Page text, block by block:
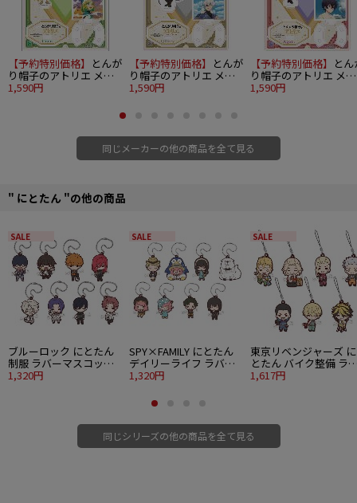
【予約特別価格】 とんが
り帽子のアトリエ メモ
リアルアクリルスタンド
1,590円
【予約特別価格】 とんが
り帽子のアトリエ メモ
リアルアクリルスタンド
1,590円
【予約特別価格】 と
り帽子のアトリエ メモ
リアルアクリルスタン
1,590円
同じメーカーの他の商品を全て見る
" にとたん "の他の商品
SALE
ブルーロック にとたん
制服 ラバーマスコット 8
個入り1BOX
1,320円
SALE
SPY×FAMILY にとたん
デイリーライフ ラバー
マスコット 8個入り
1,320円
SALE
東京リベンジャーズ に
とたん バイク整備 ラ
ーマスコット 7個入り
1,617円
同じシリーズの他の商品を全て見る